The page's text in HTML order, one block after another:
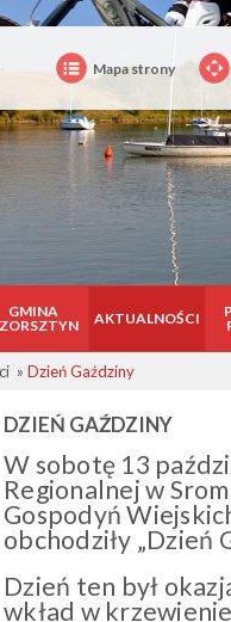
Mapa strony
GMINA
AKTUALNOŚCI
» Dzień Gaździny
DZIEŃ GAŹDZINY
W sobotę 13
Regionalnej w
Gospodyń
obchodziły „Dzień
Dzień ten był
wkład w